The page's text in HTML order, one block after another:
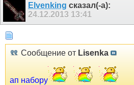
Elvenking сказал(-а):
24.12.2013 13:41
Сообщение от Lisenka
ап набору